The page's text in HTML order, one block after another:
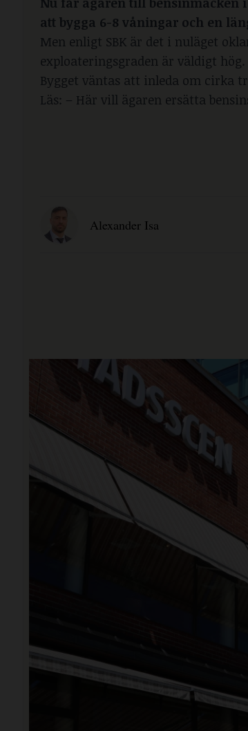
att bygga 6-8 våningar och en
Men enligt SBK är det i nuläget
exploateringsgraden är väldigt
Bygget väntas att inleda om cirka
Läs: – Här vill ägaren ersätta
Alexander Isa